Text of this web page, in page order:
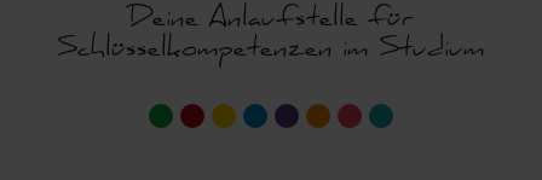
Deine Anlaufstelle für
Schlüsselkompetenzen im Studium